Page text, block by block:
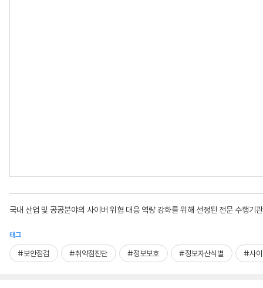
국내 산업 및 공공분야의 사이버 위협 대응 역량 강화를 위해 선정된 전문 수행기
태그
#보안점검 #취약점진단 #정보보호 #정보자산식별 #사이